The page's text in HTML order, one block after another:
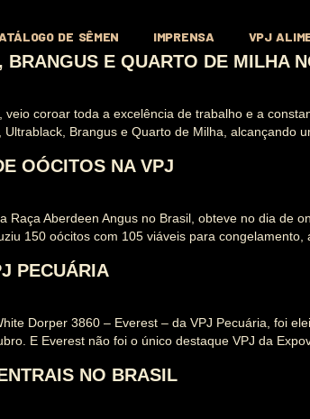
DE SÊMEN IMPRENSA VPJ
E QUARTO DE MILHA
coroar toda a excelência de trabalho e a
Brangus e Quarto de Milha, alcançando
OÓCITOS NA VPJ
Aberdeen Angus no Brasil, obteve no dia de
150 oócitos com 105 viáveis para
PECUÁRIA
Dorper 3860 – Everest – da VPJ Pecuária, foi
E Everest não foi o único destaque VPJ da
NO BRASIL